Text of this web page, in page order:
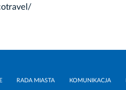
RADA MIASTA KOMUNIKACJA